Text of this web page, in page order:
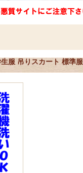
服 吊りスカート 標準服